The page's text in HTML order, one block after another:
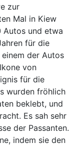
zur
Mal in Kiew
Autos und etwa
für die
der Autos
von
für die
wurden fröhlich
beklebt, und
Es sah sehr
der Passanten.
indem sie den